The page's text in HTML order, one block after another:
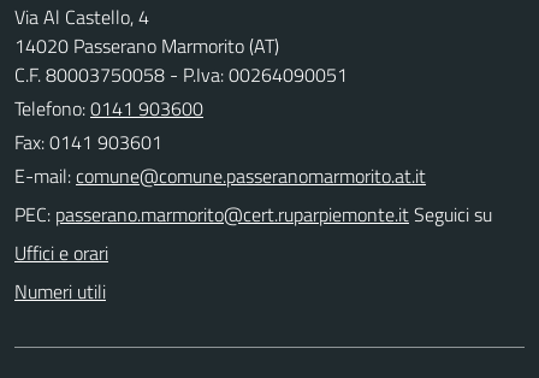
Via Al Castello, 4
14020 Passerano Marmorito (AT)
C.F. 80003750058 - P.Iva: 00264090051
Telefono:0141 903600
Fax: 0141 903601
E-mail:
PEC:
Seguici su
Uffici e orari
Numeri utili